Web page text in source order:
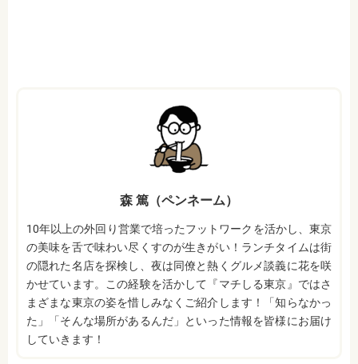
森 篤（ペンネーム）
10年以上の外回り営業で培ったフットワークを活かし、東京
の美味を舌で味わい尽くすのが生きがい！ランチタイムは街
の隠れた名店を探検し、夜は同僚と熱くグルメ談義に花を咲
かせています。この経験を活かして『マチしる東京』ではさ
まざまな東京の姿を惜しみなくご紹介します！「知らなかっ
た」「そんな場所があるんだ」といった情報を皆様にお届け
していきます！